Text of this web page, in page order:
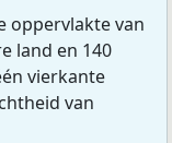
oppervlakte van
land en 140
vierkante
van